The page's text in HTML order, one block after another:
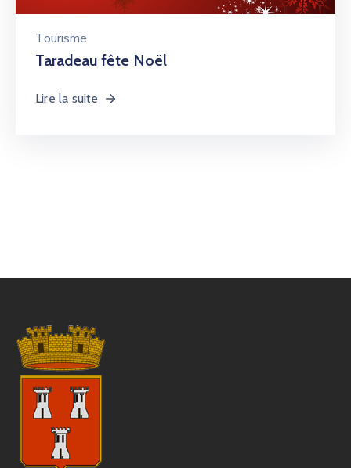
Tourisme
Taradeau fête Noël
Lire la suite